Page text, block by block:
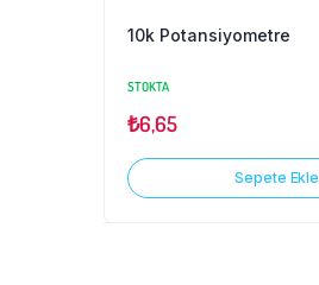
10k Potansiyometre
STOKTA
₺6,65
Sepete Ekle